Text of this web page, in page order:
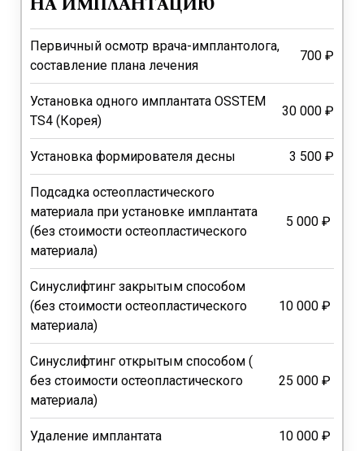
Первичный осмотр врача-имплантолога,
составление плана лечения
700 ₽
Установка одного имплантата OSSTEM
TS4 (Корея)
30 000 ₽
Установка формирователя десны 3 500 ₽
Подсадка остеопластического
материала при установке имплантата
(без стоимости остеопластического
материала)
5 000 ₽
Синуслифтинг закрытым способом
(без стоимости остеопластического
материала)
10 000 ₽
Синуслифтинг открытым способом (
без стоимости остеопластического
материала)
25 000 ₽
Удаление имплантата 10 000 ₽